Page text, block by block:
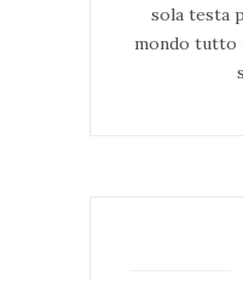
sola testa
mondo tutto